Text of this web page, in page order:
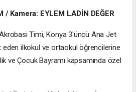
/ Kamera: EYLEM LADİN DEĞER
Akrobasi Timi, Konya 3'üncü Ana Jet
eden ilkokul ve ortaokul öğrencilerine
ve Çocuk Bayramı kapsamında özel